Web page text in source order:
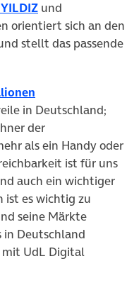
Tab)
in neuem Tab)
(öffnet in neuem
und
orientiert sich an den
stellt das passende
Tab)
in Deutschland;
der
als ein Handy oder
ist für uns
auch ein wichtiger
ist es wichtig zu
seine Märkte
Deutschland
UdL Digital